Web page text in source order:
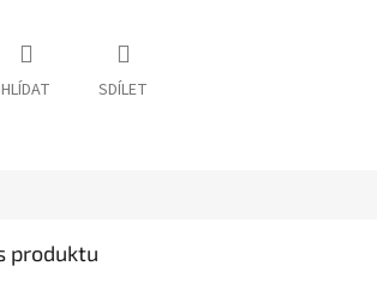
HLÍDAT SDÍLET
produktu